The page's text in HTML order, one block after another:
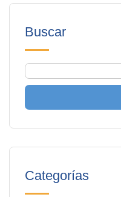
Buscar
Categorías